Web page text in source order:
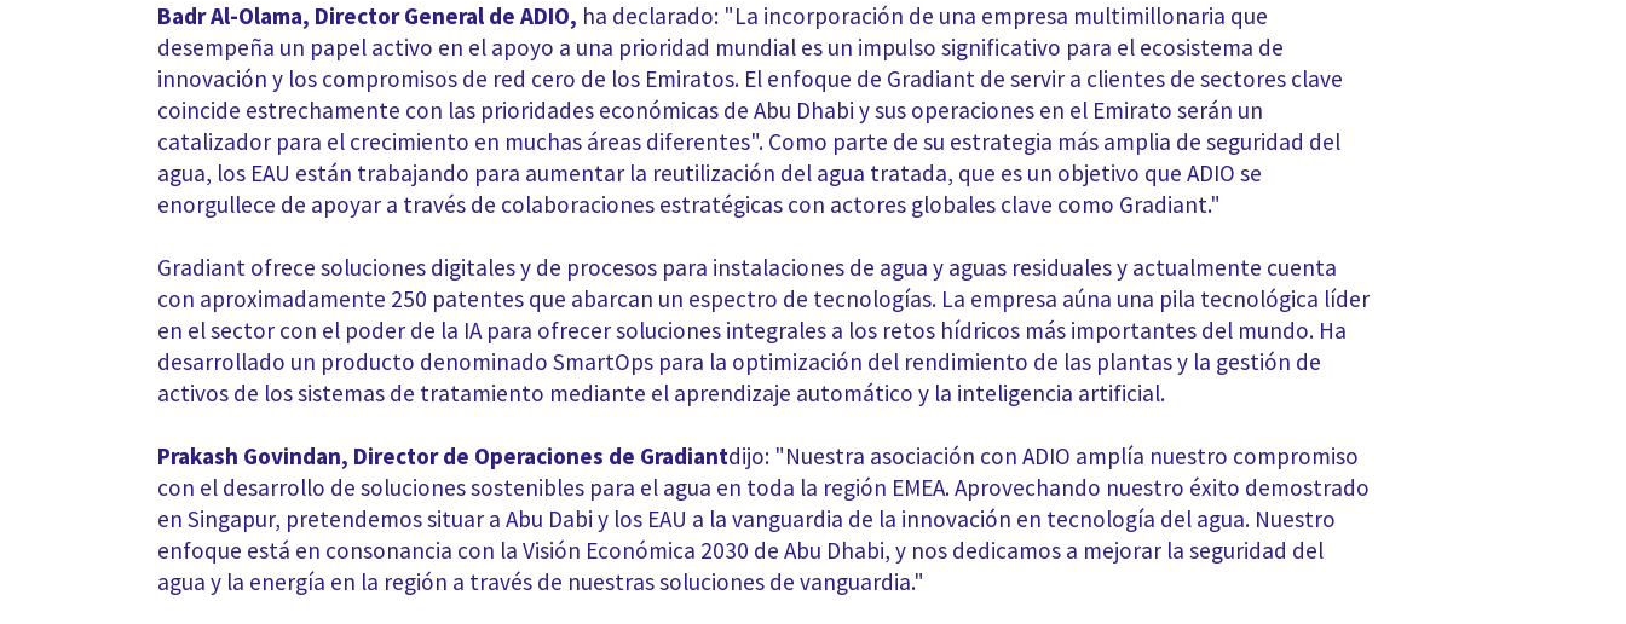
Badr Al-Olama, Director General de ADIO, ha declarado: "La incorporación de una empresa multimillonaria que
desempeña un papel activo en el apoyo a una prioridad mundial es un impulso significativo para el ecosistema de
innovación y los compromisos de red cero de los Emiratos. El enfoque de Gradiant de servir a clientes de sectores clave
coincide estrechamente con las prioridades económicas de Abu Dhabi y sus operaciones en el Emirato serán un
catalizador para el crecimiento en muchas áreas diferentes". Como parte de su estrategia más amplia de seguridad del
agua, los EAU están trabajando para aumentar la reutilización del agua tratada, que es un objetivo que ADIO se
enorgullece de apoyar a través de colaboraciones estratégicas con actores globales clave como Gradiant."
Gradiant ofrece soluciones digitales y de procesos para instalaciones de agua y aguas residuales y actualmente cuenta
con aproximadamente 250 patentes que abarcan un espectro de tecnologías. La empresa aúna una pila tecnológica líder
en el sector con el poder de la IA para ofrecer soluciones integrales a los retos hídricos más importantes del mundo. Ha
desarrollado un producto denominado SmartOps para la optimización del rendimiento de las plantas y la gestión de
activos de los sistemas de tratamiento mediante el aprendizaje automático y la inteligencia artificial.
Prakash Govindan, Director de Operaciones de Gradiantdijo: "Nuestra asociación con ADIO amplía nuestro compromiso
con el desarrollo de soluciones sostenibles para el agua en toda la región EMEA. Aprovechando nuestro éxito demostrado
en Singapur, pretendemos situar a Abu Dabi y los EAU a la vanguardia de la innovación en tecnología del agua. Nuestro
enfoque está en consonancia con la Visión Económica 2030 de Abu Dhabi, y nos dedicamos a mejorar la seguridad del
agua y la energía en la región a través de nuestras soluciones de vanguardia."